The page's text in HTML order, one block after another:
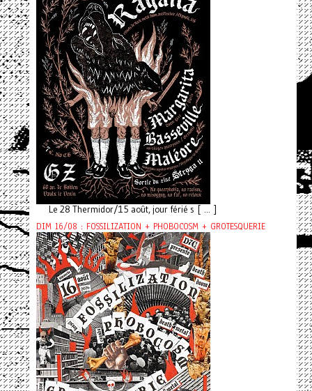
Le 28 Thermidor/15 août, jour férié s [ ... ]
DIM 16/08 : FOSSILIZATION + PHOBOCOSM + GROTESQUERIE